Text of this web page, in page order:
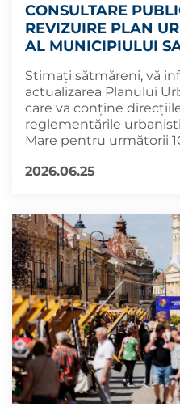
CONSULTARE
REVIZUIRE PLAN
AL MUNICIPIULUI
Stimați sătmăreni, vă
actualizarea Planului
care va conține
reglementările
Mare pentru următorii
2026.06.25